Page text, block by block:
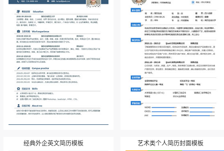
经典外企英文简历模板 艺术类个人简历封面模板